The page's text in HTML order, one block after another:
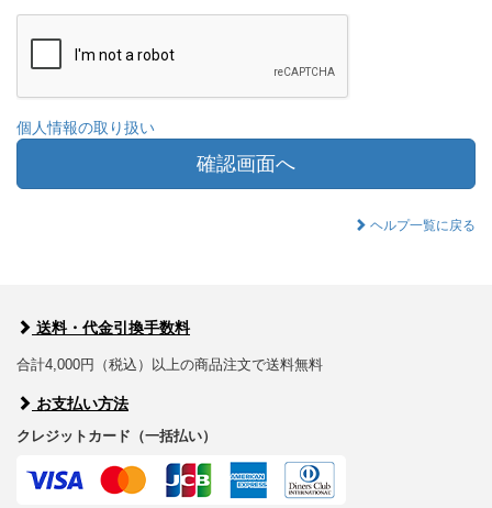
個人情報の取り扱い
確認画面へ
ヘルプ一覧に戻る
送料・代金引換手数料
合計4,000円（税込）以上の商品注文で送料無料
お支払い方法
クレジットカード（一括払い）